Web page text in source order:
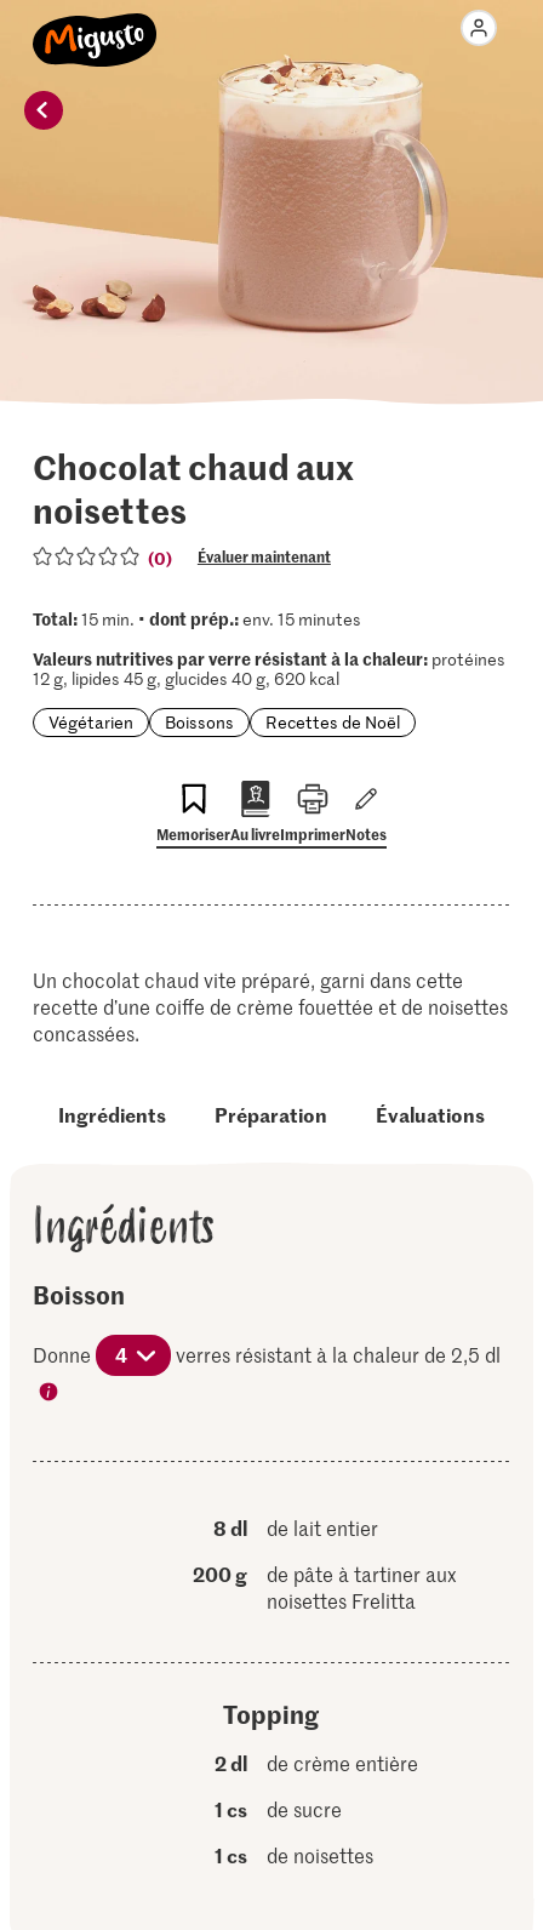
Chocolat chaud aux
noisettes
(0) Évaluer maintenant
Total:15 min. • dont prép.:env. 15 minutes
Valeurs nutritives par verre résistant à la chaleur:protéines
12 g, lipides 45 g, glucides 40 g, 620 kcal
Végétarien
Boissons Recettes de Noël
MemoriserAu livreImprimerNotes
Un chocolat chaud vite préparé, garni dans cette
recette d’une coiffe de crème fouettée et de noisettes
concassées.
Ingrédients Préparation Évaluations
Ingrédients
Boisson
Donne 4 verres résistant à la chaleur de 2,5 dl
8 dl
de lait entier
200 g
de pâte à tartiner aux
noisettes Frelitta
Topping
2 dl
de crème entière
1 cs
de sucre
1 cs
de noisettes